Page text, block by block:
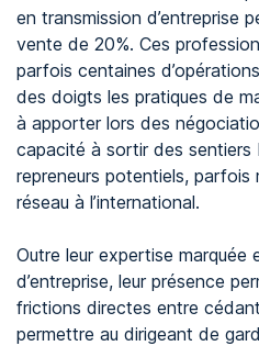
en transmission d’entreprise
vente de 20%. Ces
parfois centaines
des doigts les pratiques de
à apporter lors des
capacité à sortir des
repreneurs potentiels, parfois
réseau à l’international.
Outre leur expertise marquée
d’entreprise, leur présence
frictions directes entre
permettre au dirigeant de